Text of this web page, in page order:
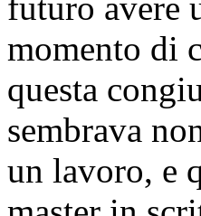
momento di
questa
sembrava
un lavoro, e